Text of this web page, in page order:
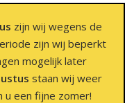
zijn wij wegens de
zijn wij beperkt
mogelijk later
staan wij weer
u een fijne zomer!